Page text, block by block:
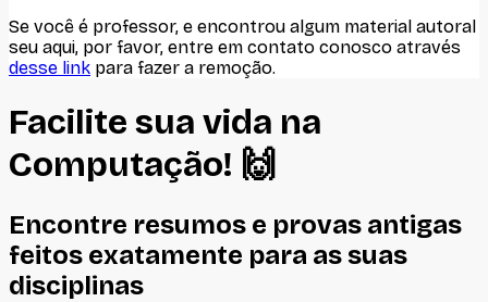
Se você é professor, e encontrou algum material autoral
seu aqui, por favor, entre em contato conosco através
desse link para fazer a remoção.
Facilite sua vida na
Computação! 🙌
Encontre resumos e provas antigas
feitos exatamente para as suas
disciplinas